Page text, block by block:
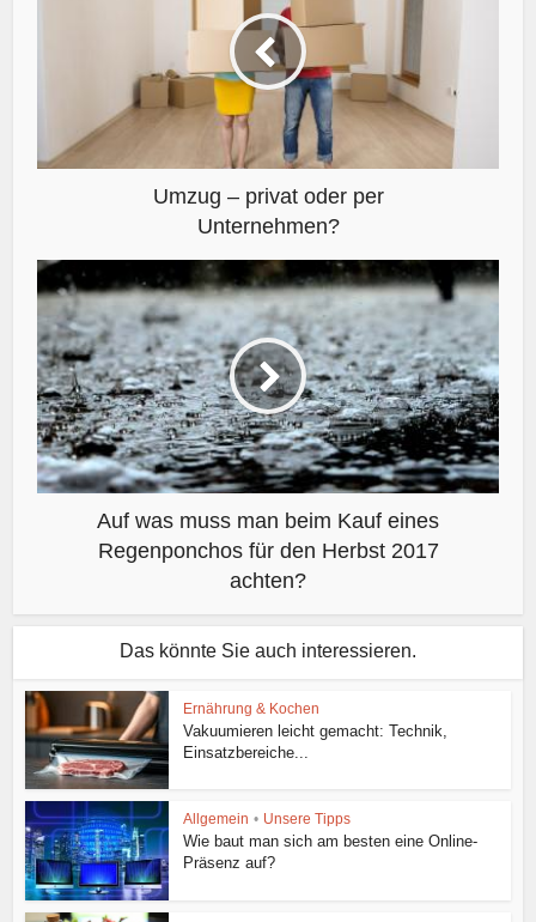
Umzug – privat oder per
Unternehmen?
Auf was muss man beim Kauf eines
Regenponchos für den Herbst 2017
achten?
Das könnte Sie auch interessieren.
Ernährung & Kochen
Vakuumieren leicht gemacht: Technik,
Einsatzbereiche...
Allgemein • Unsere Tipps
Wie baut man sich am besten eine Online-
Präsenz auf?